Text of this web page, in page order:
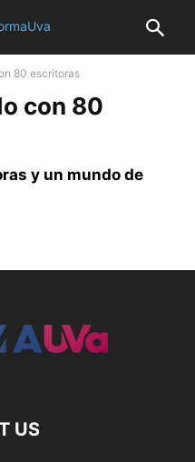
80 escritoras
con 80
y un mundo de
US